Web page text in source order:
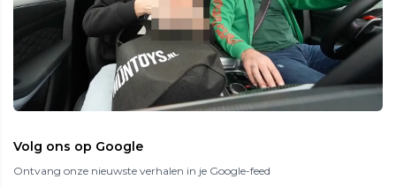
Volg ons op Google
Ontvang onze nieuwste verhalen in je Google-feed